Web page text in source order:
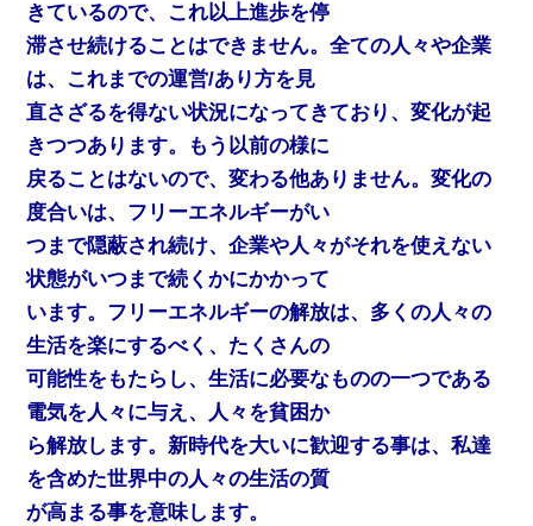
きているので、これ以上進歩を停
滞させ続けることはできません。全ての人々や企業
は、これまでの運営/あり方を見
直さざるを得ない状況になってきており、変化が起
きつつあります。もう以前の様に
戻ることはないので、変わる他ありません。変化の
度合いは、フリーエネルギーがい
つまで隠蔽され続け、企業や人々がそれを使えない
状態がいつまで続くかにかかって
います。フリーエネルギーの解放は、多くの人々の
生活を楽にするべく、たくさんの
可能性をもたらし、生活に必要なものの一つである
電気を人々に与え、人々を貧困か
ら解放します。新時代を大いに歓迎する事は、私達
を含めた世界中の人々の生活の質
が高まる事を意味します。